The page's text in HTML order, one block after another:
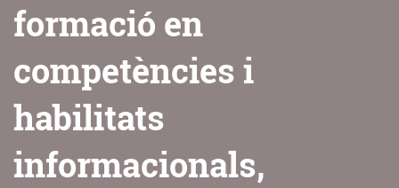
formació en
competències i
habilitats
informacionals,